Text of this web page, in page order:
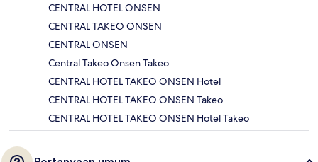
CENTRAL HOTEL ONSEN
CENTRAL TAKEO ONSEN
CENTRAL ONSEN
Central Takeo Onsen Takeo
CENTRAL HOTEL TAKEO ONSEN Hotel
CENTRAL HOTEL TAKEO ONSEN Takeo
CENTRAL HOTEL TAKEO ONSEN Hotel Takeo